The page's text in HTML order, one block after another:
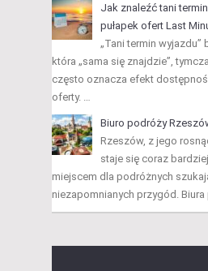
Jak znaleźć tani
pułapek ofert Last
„Tani termin wyjazdu”
która „sama się znajdzie”,
często oznacza efekt
oferty. …
Biuro podróży
Rzeszów, z jego
staje się coraz
miejscem dla podróżnych
niezapomnianych przygód. Biura